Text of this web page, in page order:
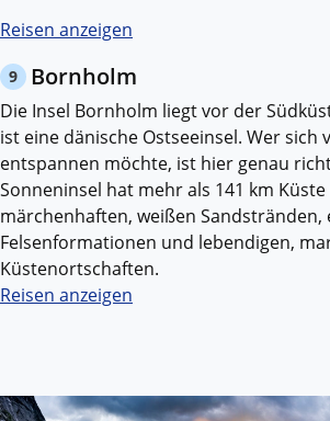
Reisen anzeigen
9 Bornholm
Die Insel Bornholm liegt vor der
ist eine dänische Ostseeinsel. Wer sich
entspannen möchte, ist hier genau
Sonneninsel hat mehr als 141 km
märchenhaften, weißen Sandstränden,
Felsenformationen und lebendigen,
Küstenortschaften.
Reisen anzeigen